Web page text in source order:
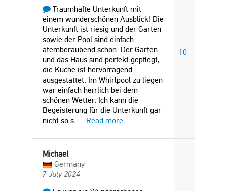
Traumhafte Unterkunft mit
einem wunderschönen Ausblick! Die
Unterkunft ist riesig und der Garten
sowie der Pool sind einfach
atemberaubend schön. Der Garten
und das Haus sind perfekt gepflegt,
die Küche ist hervorragend
ausgestattet. Im Whirlpool zu liegen
war einfach herrlich bei dem
schönen Wetter. Ich kann die
Begeisterung für die Unterkunft gar
nicht so s... Read more
10
Michael
Germany
7 July 2024